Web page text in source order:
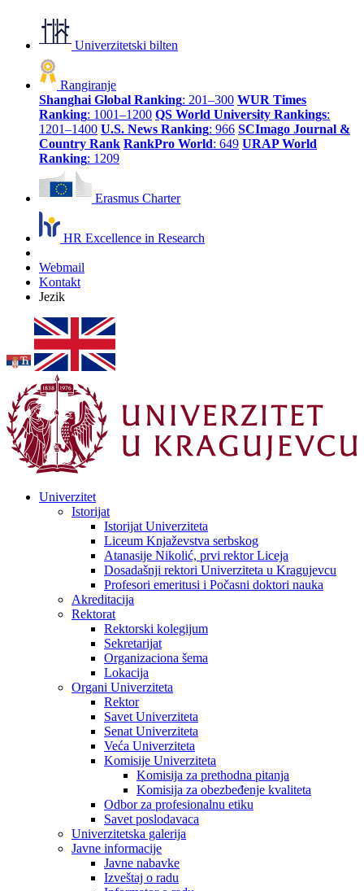
Univerzitetski bilten
Rangiranje
Shanghai Global Ranking: 201–300 WUR Times
Ranking: 1001–1200 QS World University Rankings:
1201–1400 U.S. News Ranking: 966 SCImago Journal &
Country Rank RankPro World: 649 URAP World
Ranking: 1209
Erasmus Charter
HR Excellence in Research
Webmail
Kontakt
Jezik
Univerzitet
Istorijat
Istorijat Univerziteta
Liceum Knjaževstva serbskog
Atanasije Nikolić, prvi rektor Liceja
Dosadašnji rektori Univerziteta u Kragujevcu
Profesori emeritusi i Počasni doktori nauka
Akreditacija
Rektorat
Rektorski kolegijum
Sekretarijat
Organizaciona šema
Lokacija
Organi Univerziteta
Rektor
Savet Univerziteta
Senat Univerziteta
Veća Univerziteta
Komisije Univerziteta
Komisija za prethodna pitanja
Komisija za obezbeđenje kvaliteta
Odbor za profesionalnu etiku
Savet poslodavaca
Univerzitetska galerija
Javne informacije
Javne nabavke
Izveštaj o radu